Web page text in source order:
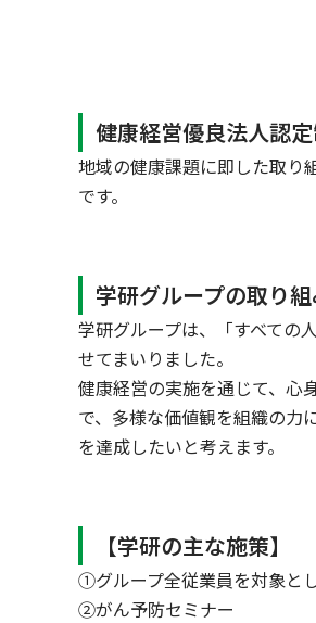
健康経営優良法人認
地域の健康課題に即した取り
です。
学研グループの取り
学研グループは、「すべての
せてまいりました。
健康経営の実施を通じて、心
で、多様な価値観を組織の力
を達成したいと考えます。
【学研の主な施策】
①グループ全従業員を対象と
②がん予防セミナー